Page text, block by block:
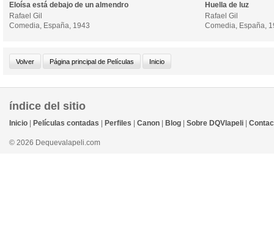
Eloísa está debajo de un almendro
Rafael Gil
Comedia, España, 1943
Huella de luz
Rafael Gil
Comedia, España,
índice del sitio
Inicio Películas contadas Perfiles Canon Blog Sobre DQVlapeli
© 2026 Dequevalapeli.com